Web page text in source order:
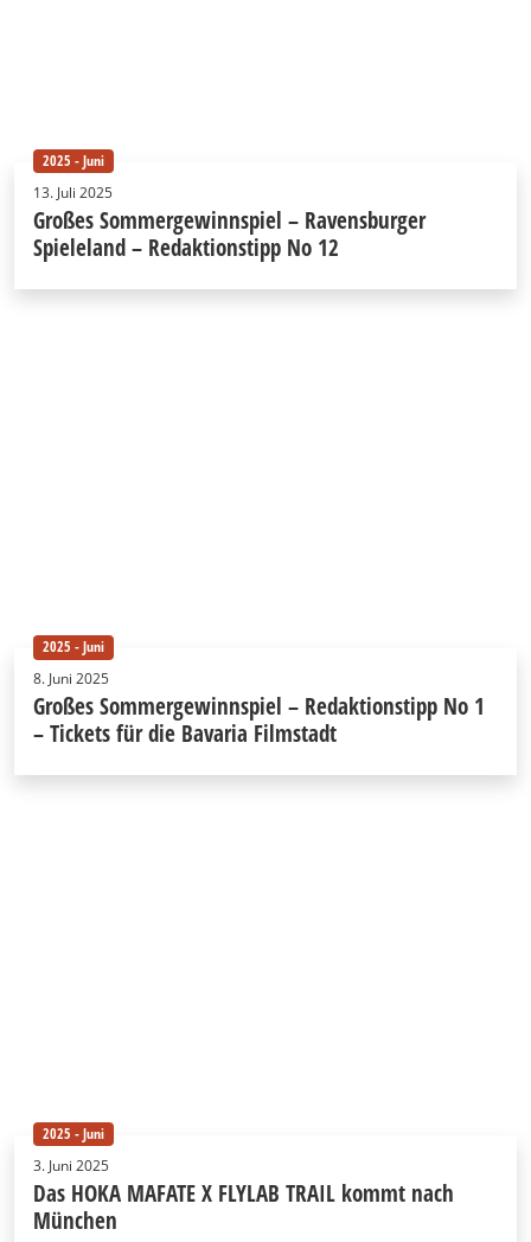
2025 - Juni
13. Juli 2025
Großes Sommergewinnspiel – Ravensburger
Spieleland – Redaktionstipp No 12
2025 - Juni
8. Juni 2025
Großes Sommergewinnspiel – Redaktionstipp No 1
– Tickets für die Bavaria Filmstadt
2025 - Juni
3. Juni 2025
Das HOKA MAFATE X FLYLAB TRAIL kommt nach
München